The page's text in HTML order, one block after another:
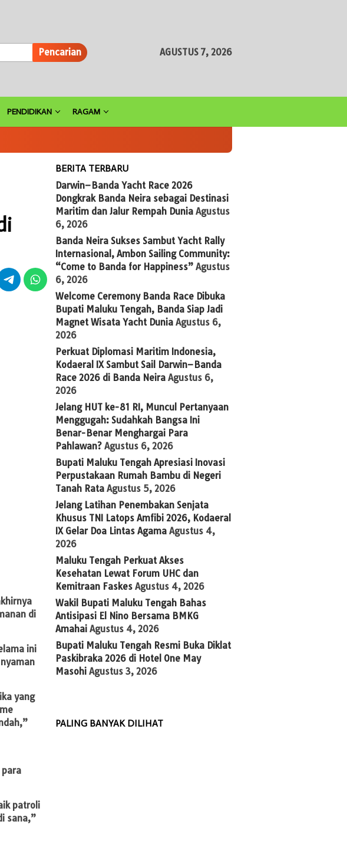
Pencarian
AGUSTUS 7, 2026
PENDIDIKAN RAGAM
di
ini
yang
patroli
sana,”
BERITA TERBARU
Darwin–Banda Yacht Race 2026
Dongkrak Banda Neira sebagai Destinasi
Maritim dan Jalur Rempah Dunia Agustus
6, 2026
Banda Neira Sukses Sambut Yacht Rally
Internasional, Ambon Sailing Community:
“Come to Banda for Happiness” Agustus
6, 2026
Welcome Ceremony Banda Race Dibuka
Bupati Maluku Tengah, Banda Siap Jadi
Magnet Wisata Yacht Dunia Agustus 6,
2026
Perkuat Diplomasi Maritim Indonesia,
Kodaeral IX Sambut Sail Darwin–Banda
Race 2026 di Banda Neira Agustus 6,
2026
Jelang HUT ke-81 RI, Muncul Pertanyaan
Menggugah: Sudahkah Bangsa Ini
Benar-Benar Menghargai Para
Pahlawan? Agustus 6, 2026
Bupati Maluku Tengah Apresiasi Inovasi
Perpustakaan Rumah Bambu di Negeri
Tanah Rata Agustus 5, 2026
Jelang Latihan Penembakan Senjata
Khusus TNI Latops Amfibi 2026, Kodaeral
IX Gelar Doa Lintas Agama Agustus 4,
2026
Maluku Tengah Perkuat Akses
Kesehatan Lewat Forum UHC dan
Kemitraan Faskes Agustus 4, 2026
Wakil Bupati Maluku Tengah Bahas
Antisipasi El Nino Bersama BMKG
Amahai Agustus 4, 2026
Bupati Maluku Tengah Resmi Buka Diklat
Paskibraka 2026 di Hotel One May
Masohi Agustus 3, 2026
PALING BANYAK DILIHAT